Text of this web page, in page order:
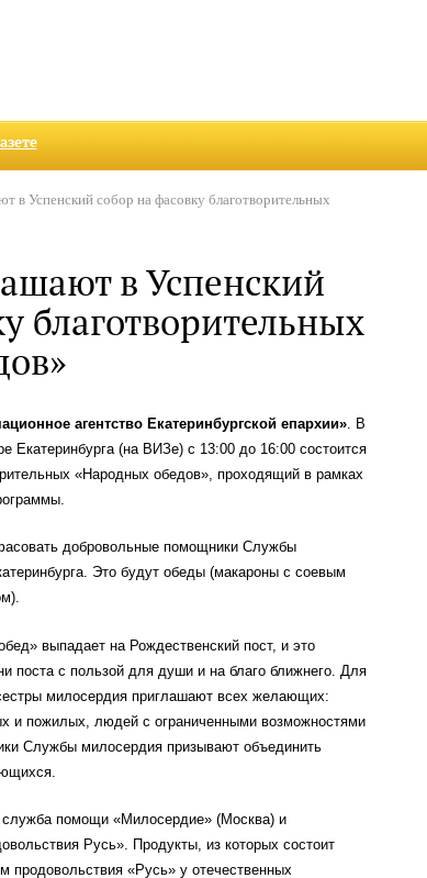
в Успенский собор на фасовку благотворительных
в Успенский
благотворительных
агентство Екатеринбургской епархии». В
Екатеринбурга (на ВИЗе) с 13:00 до 16:00 состоится
«Народных обедов», проходящий в рамках
добровольные помощники Службы
Это будут обеды (макароны с соевым
выпадает на Рождественский пост, и это
поста с пользой для души и на благо ближнего. Для
милосердия приглашают всех желающих:
и пожилых, людей с ограниченными возможностями
Службы милосердия призывают объединить
служба помощи «Милосердие» (Москва) и
Русь». Продукты, из которых состоит
продовольствия «Русь» у отечественных